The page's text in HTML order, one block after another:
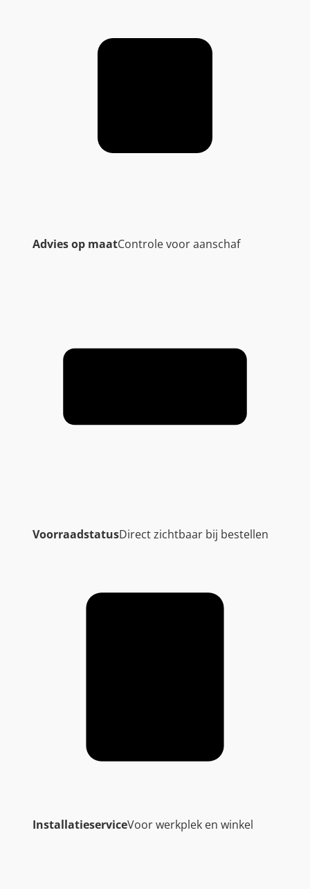
Advies op maatControle voor aanschaf
VoorraadstatusDirect zichtbaar bij bestellen
InstallatieserviceVoor werkplek en winkel